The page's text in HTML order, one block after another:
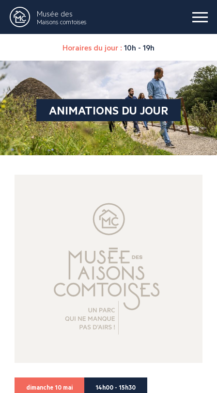
Musée des
Maisons comtoises
Horaires du jour : 10h - 19h
ANIMATIONS DU JOUR
dimanche 10 mai 14h00 - 15h30